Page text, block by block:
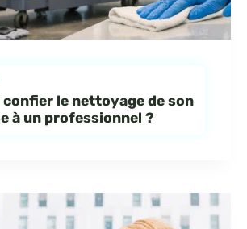
le nettoyage de son
à un professionnel ?